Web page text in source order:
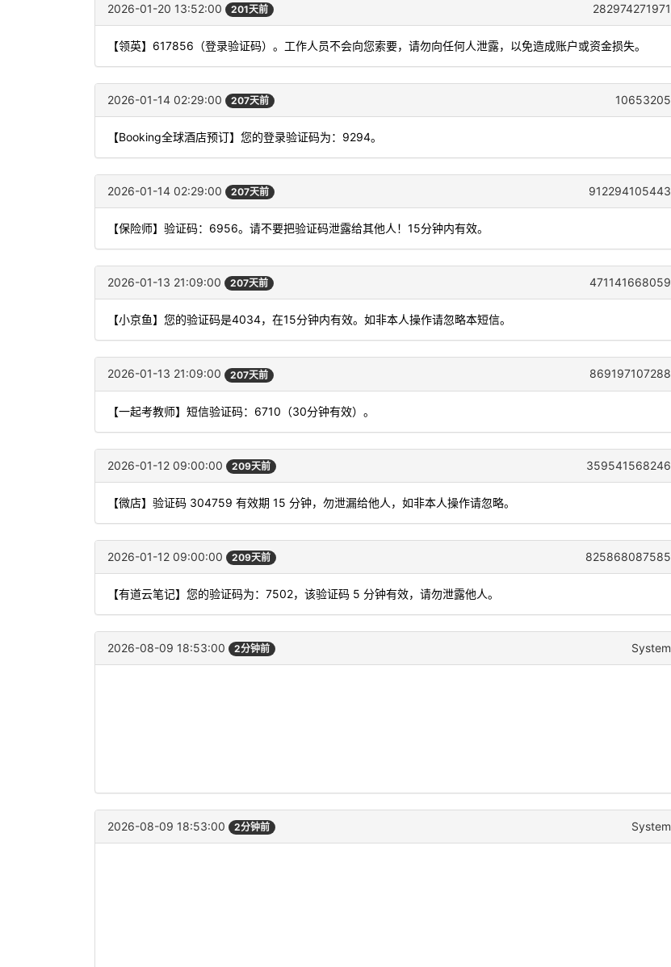
2026-01-20 13:52:00 201天前 282974271971
【领英】617856（登录验证码）。工作人员不会向您索要，请勿向任何人泄露，以免造成账户或资金损失。
2026-01-14 02:29:00 207天前 10653205
【Booking全球酒店预订】您的登录验证码为：9294。
2026-01-14 02:29:00 207天前 912294105443
【保险师】验证码：6956。请不要把验证码泄露给其他人！15分钟内有效。
2026-01-13 21:09:00 207天前 471141668059
【小京鱼】您的验证码是4034，在15分钟内有效。如非本人操作请忽略本短信。
2026-01-13 21:09:00 207天前 869197107288
【一起考教师】短信验证码：6710（30分钟有效）。
2026-01-12 09:00:00 209天前 359541568246
【微店】验证码 304759 有效期 15 分钟，勿泄漏给他人，如非本人操作请忽略。
2026-01-12 09:00:00 209天前 825868087585
【有道云笔记】您的验证码为：7502，该验证码 5 分钟有效，请勿泄露他人。
2026-08-09 18:53:00 2分钟前 System
2026-08-09 18:53:00 2分钟前 System